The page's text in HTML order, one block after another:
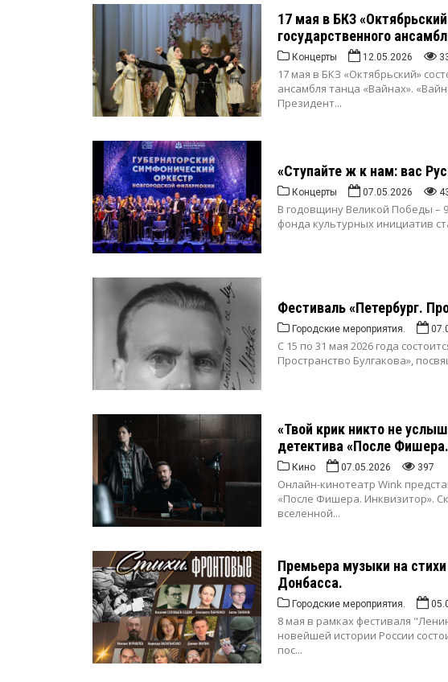
17 мая в БКЗ
государственного
Концерты 12.05.2026
17 мая в БКЗ «Октябрьский»
ансамбля танца «Вайнах».
Президент...
«Ступайте ж к нам: вас
Концерты 07.05.2026
В годовщину Великой Победы –
фонда культурных инициатив
Фестиваль «Петербург.
Городские мероприятия.
С 15 по 31 мая 2026 года
Пространство Булгакова»,
«Твой крик никто не
детектива «После
Кино 07.05.2026 397
Онлайн-кинотеатр Wink
«После Фишера. Инквизитор».
вселенной...
Премьера музыки на
Донбасса.
Городские мероприятия.
8 мая в рамках фестиваля
новейшей истории России
пос...